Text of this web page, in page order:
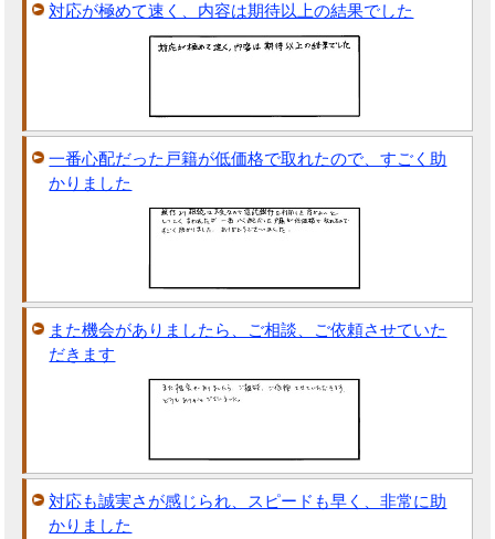
対応が極めて速く、内容は期待以上の結果でした
一番心配だった戸籍が低価格で取れたので、すごく助
かりました
また機会がありましたら、ご相談、ご依頼させていた
だきます
対応も誠実さが感じられ、スピードも早く、非常に助
かりました